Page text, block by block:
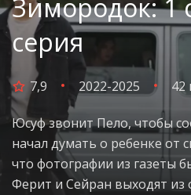
Зимородок: 1
серия
7,9 2022-2025 42
Юсуф звонит Пело, чтобы
начал думать о ребенке от
что фотографии из газеты
Ферит и Сейран выходят из